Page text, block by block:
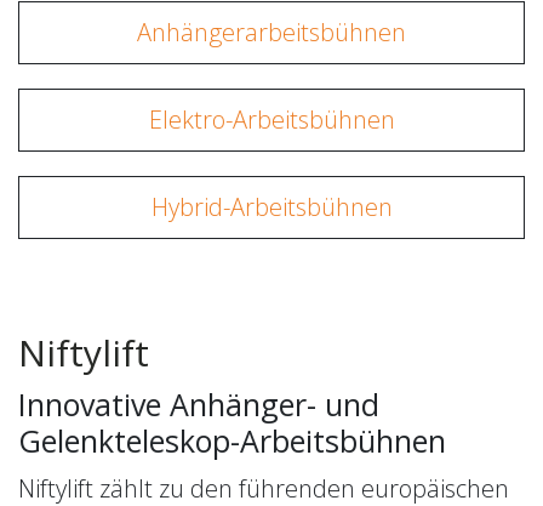
Anhängerarbeitsbühnen
Elektro-Arbeitsbühnen
Hybrid-Arbeitsbühnen
Niftylift
Innovative Anhänger- und
Gelenkteleskop-Arbeitsbühnen
Niftylift zählt zu den führenden europäischen